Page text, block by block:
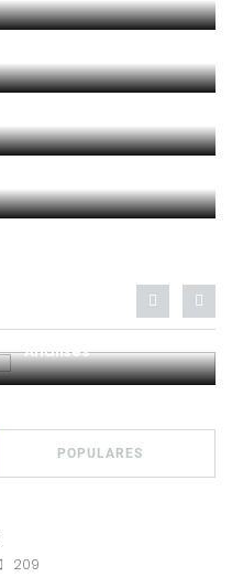
Análises
POPULARES
209